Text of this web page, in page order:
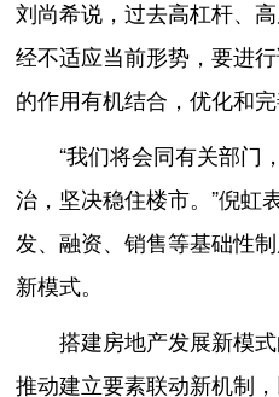
刘尚希说，过去高杠杆、
经不适应当前形势，要进
的作用有机结合，优化和完
“我们将会同有关部门
治，坚决稳住楼市。”倪虹
发、融资、销售等基础性
新模式。
搭建房地产发展新模式
推动建立要素联动新机制